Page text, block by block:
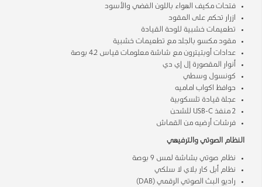
فتحات مكيف الهواء باللون الفضي والأسود
ازرار تحكم على المقود
تطعيمات خشبية للوحة القيادة
مقود مكسو بالجلد مع تطعيمات خشبية
عدادات أوبتيترون مع شاشة معلومات قياس 4.2 بوصة
أنوار المقصورة إل إي دي
كونسول وسطي
حوافظ اكواب اماميه
عجلة قيادة تلسكوبية
2 منفذ USB-C للشحن
فرشات أرضيه من القماش
النظام الصوتي والترفيهي
نظام صوتي بشاشة لمس 9 بوصة
نظام أبل كار بلاي لا سلكي
راديو البث الصوتي الرقمي (DAB)